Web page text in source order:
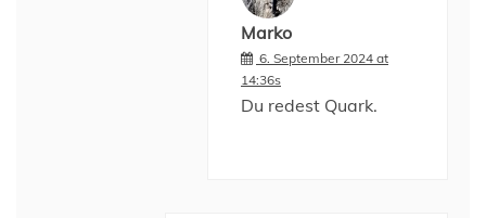
Marko
6. September 2024 at
14:36s
Du redest Quark.